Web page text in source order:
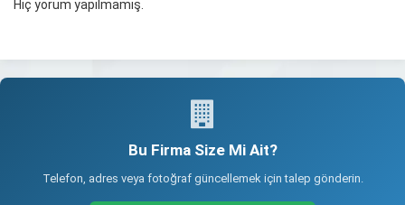
Hiç yorum yapılmamış.
Bu Firma Size Mi Ait?
Telefon, adres veya fotoğraf güncellemek için talep gönderin.